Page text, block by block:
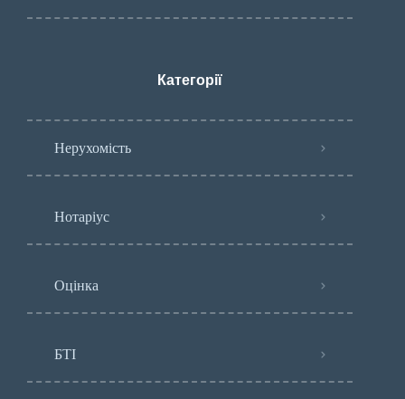
Категорії
Нерухомість
Нотаріус
Оцінка
БТІ